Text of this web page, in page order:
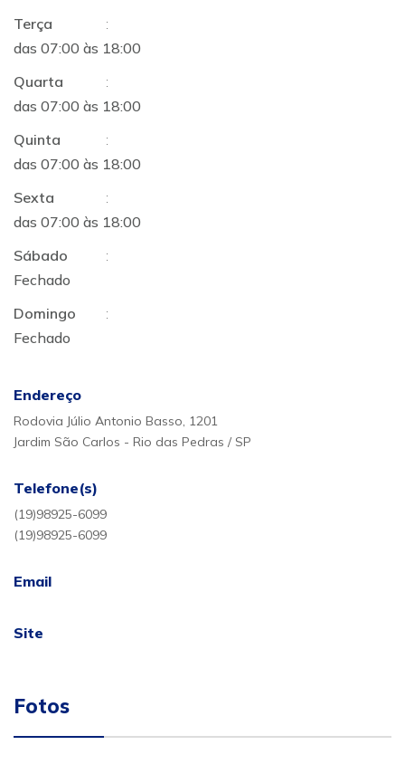
Terça
:
das 07:00 às 18:00
Quarta
:
das 07:00 às 18:00
Quinta
:
das 07:00 às 18:00
Sexta
:
das 07:00 às 18:00
Sábado
:
Fechado
Domingo
:
Fechado
Endereço
Rodovia Júlio Antonio Basso, 1201
Jardim São Carlos - Rio das Pedras / SP
Telefone(s)
(19)98925-6099
(19)98925-6099
Email
Site
Fotos